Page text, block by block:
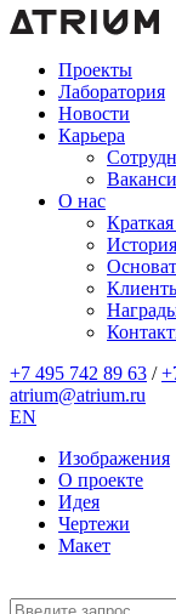
Проекты
Лаборатория
Новости
Карьера
О нас
+7 495 742 89 63 /
atrium@atrium.ru
EN
Изображения
О проекте
Идея
Чертежи
Макет